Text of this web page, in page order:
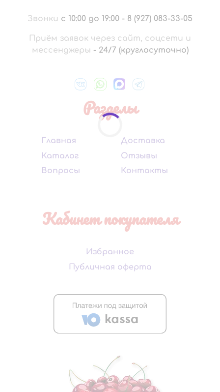
Звонки с 10:00 до 19:00 - 8 (927) 083-33-05
Приём заявок через сайт, соцсети и
мессенджеры - 24/7 (круглосуточно)
Разделы
Главная
Каталог
Вопросы
Доставка
Отзывы
Контакты
Кабинет покупателя
Избранное
Публичная оферта